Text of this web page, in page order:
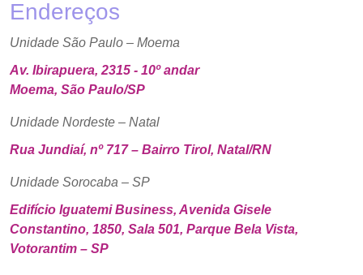
Endereços
Unidade São Paulo – Moema
Av. Ibirapuera, 2315 - 10º andar
Moema, São Paulo/SP
Unidade Nordeste – Natal
Rua Jundiaí, nº 717 – Bairro Tirol, Natal/RN
Unidade Sorocaba – SP
Edifício Iguatemi Business, Avenida Gisele
Constantino, 1850, Sala 501, Parque Bela Vista,
Votorantim – SP